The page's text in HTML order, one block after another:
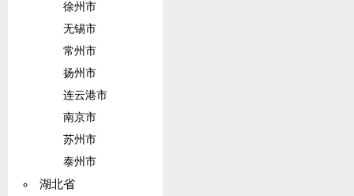
徐州市
无锡市
常州市
扬州市
连云港市
南京市
苏州市
泰州市
湖北省